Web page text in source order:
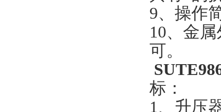
9、操作
10、金
可。
标：
1、升